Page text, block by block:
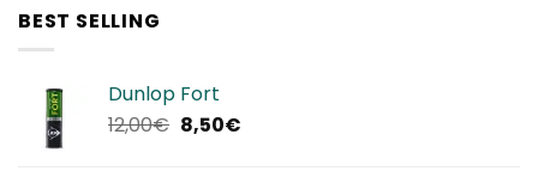
BEST SELLING
Dunlop Fort
12,00€ Il
8,50€Il